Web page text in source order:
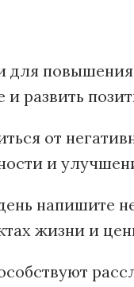
повышения
развить
от
и
напишите
жизни и